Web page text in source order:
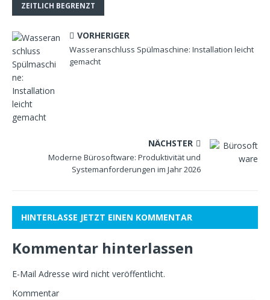
ZEITLICH BEGRENZT
VORHERIGER
Wasseranschluss Spülmaschine: Installation leicht
gemacht
NÄCHSTER
Moderne Bürosoftware: Produktivität und
Systemanforderungen im Jahr 2026
HINTERLASSE JETZT EINEN KOMMENTAR
Kommentar hinterlassen
E-Mail Adresse wird nicht veröffentlicht.
Kommentar